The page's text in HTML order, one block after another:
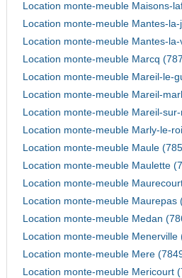
Location monte-meuble Maisons-
Location monte-meuble Mantes-
Location monte-meuble Mantes-
Location monte-meuble Marcq
Location monte-meuble Mareil-le-
Location monte-meuble Mareil-
Location monte-meuble Mareil-
Location monte-meuble Marly-le-
Location monte-meuble Maule
Location monte-meuble Maulette
Location monte-meuble
Location monte-meuble Maurepas
Location monte-meuble Medan
Location monte-meuble Menerville
Location monte-meuble Mere
Location monte-meuble Mericourt